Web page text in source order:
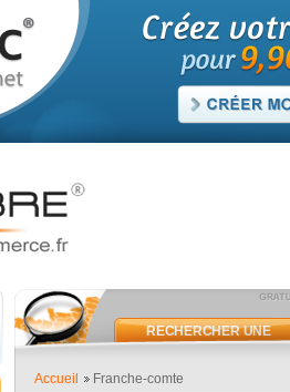
RECHERCHER UNE
Accueil
Franche-comte